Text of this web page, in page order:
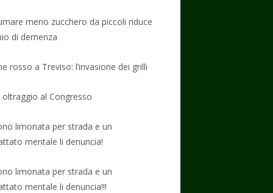
meno zucchero da piccoli riduce
di demenza
rosso a Treviso: l’invasione dei grilli
oltraggio al Congresso
limonata per strada e un
mentale li denuncia!
limonata per strada e un
mentale li denuncia!!!